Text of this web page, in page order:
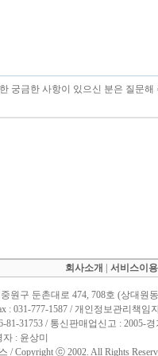
궁금한 사항이 있으신 분은 질문해
회사소개 서비스이
원구 둔촌대로 474, 708호 (상대원
: 031-777-1587 / 개인정보관리책임
81-31753 / 통신판매업신고 : 2005-
: 윤상미
/ Copyright ⓒ 2002. All Rights